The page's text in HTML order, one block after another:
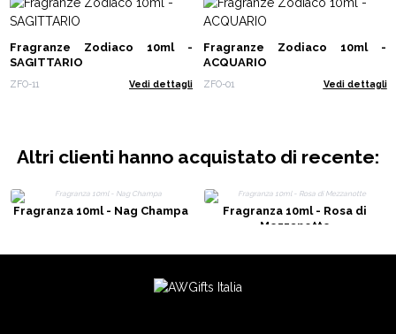
Fragranze Zodiaco 10ml -
SAGITTARIO
ZFO-11 Vedi dettagli
Fragranze Zodiaco 10ml -
ACQUARIO
ZFO-01 Vedi dettagli
Altri clienti hanno acquistato di recente:
Fragranza 10ml - Nag Champa
Fragranza 10ml - Rosa di
Mezzanotte